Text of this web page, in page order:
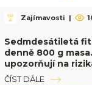
Zajímavosti |
Sedmdesátiletá
denně 800 g
upozorňují na
ČÍST DÁLE